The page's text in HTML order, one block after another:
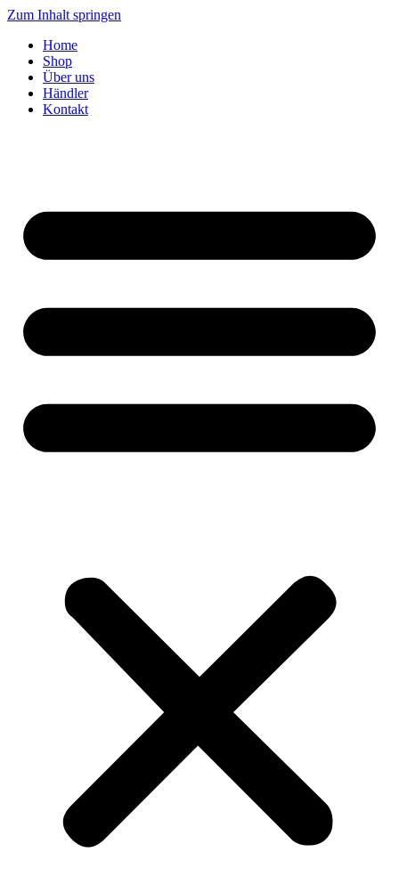
Zum Inhalt springen
Home
Shop
Über uns
Händler
Kontakt